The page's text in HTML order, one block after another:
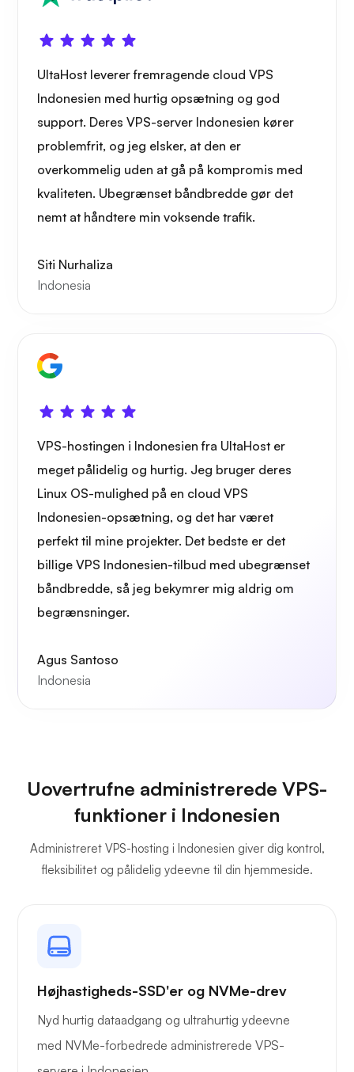
Playtube
Portner
UltaHost leverer fremragende cloud VPS
Indonesien med hurtig opsætning og god
support. Deres VPS-server Indonesien kører
problemfrit, og jeg elsker, at den er
overkommelig uden at gå på kompromis med
kvaliteten. Ubegrænset båndbredde gør det
nemt at håndtere min voksende trafik.
Siti Nurhaliza
Indonesia
VPS-hostingen i Indonesien fra UltaHost er
meget pålidelig og hurtig. Jeg bruger deres
Linux OS-mulighed på en cloud VPS
Indonesien-opsætning, og det har været
perfekt til mine projekter. Det bedste er det
billige VPS Indonesien-tilbud med ubegrænset
båndbredde, så jeg bekymrer mig aldrig om
begrænsninger.
Agus Santoso
Indonesia
Uovertrufne administrerede VPS-
funktioner i Indonesien
Administreret VPS-hosting i Indonesien giver dig kontrol,
fleksibilitet og pålidelig ydeevne til din hjemmeside.
Højhastigheds-SSD'er og NVMe-drev
Nyd hurtig dataadgang og ultrahurtig ydeevne
med NVMe-forbedrede administrerede VPS-